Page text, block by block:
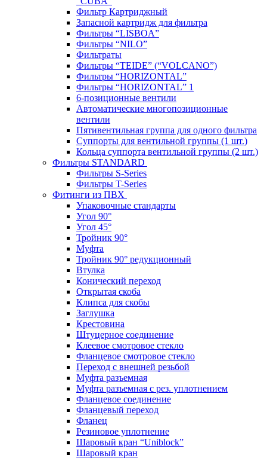
Фильтр Картриджный
Запасной картридж для фильтра
Фильтры “LISBOA”
Фильтры “NILO”
Фильтраты
Фильтры “TEIDE” (“VOLСANO”)
Фильтры “HORIZONTAL”
Фильтры “HORIZONTAL” 1
6-позиционные вентили
Автоматические многопозиционные
вентили
Пятивентильная группа для одного фильтра
Суппорты для вентильной группы (1 шт.)
Кольца суппорта вентильной группы (2 шт.)
Фильтры STANDARD
Фильтры S-Series
Фильтры T-Series
Фитинги из ПВХ
Упаковочные стандарты
Угол 90°
Угол 45°
Тройник 90°
Муфта
Тройник 90° редукционный
Втулка
Конический переход
Открытая скоба
Клипса для скобы
Заглушка
Крестовина
Штуцерное соединение
Клеевое смотровое стекло
Фланцевое смотровое стекло
Переход с внешней резьбой
Муфта разъемная
Муфта разъемная с рез. уплотнением
Фланцевое соединение
Фланцевый переход
Фланец
Резиновое уплотнение
Шаровый кран “Uniblock”
Шаровый кран